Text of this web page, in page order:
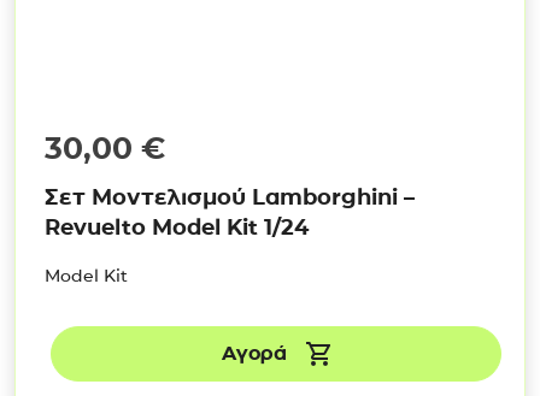
30,00 €
Σετ Μοντελισμού Lamborghini –
Revuelto Model Kit 1/24
Model Kit
Αγορά